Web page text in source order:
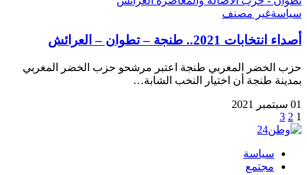
سياسةغير مصنف
أصداء انتخابات 2021.. طنجة – تطوان – العرائش
حزب الخضر المغربي طنجة اعتبر مرشحو حزب الخضر المغربي
بمدينة طنجة أن اختيار النخب الشابة…
01 سبتمبر 2021
1
2
3
سياسة
مجتمع